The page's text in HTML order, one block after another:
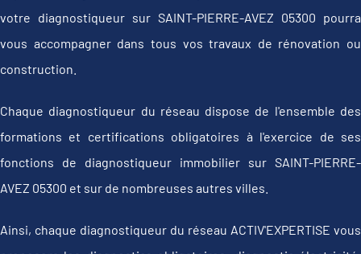
votre diagnostiqueur sur SAINT-PIERRE-AVEZ 05300 pourra
vous accompagner dans tous vos travaux de rénovation ou
construction.
Chaque diagnostiqueur du réseau dispose de l'ensemble des
formations et certifications obligatoires à l'exercice de ses
fonctions de diagnostiqueur immobilier sur SAINT-PIERRE-
AVEZ 05300 et sur de nombreuses autres villes.
Ainsi, chaque diagnostiqueur du réseau ACTIV'EXPERTISE vous